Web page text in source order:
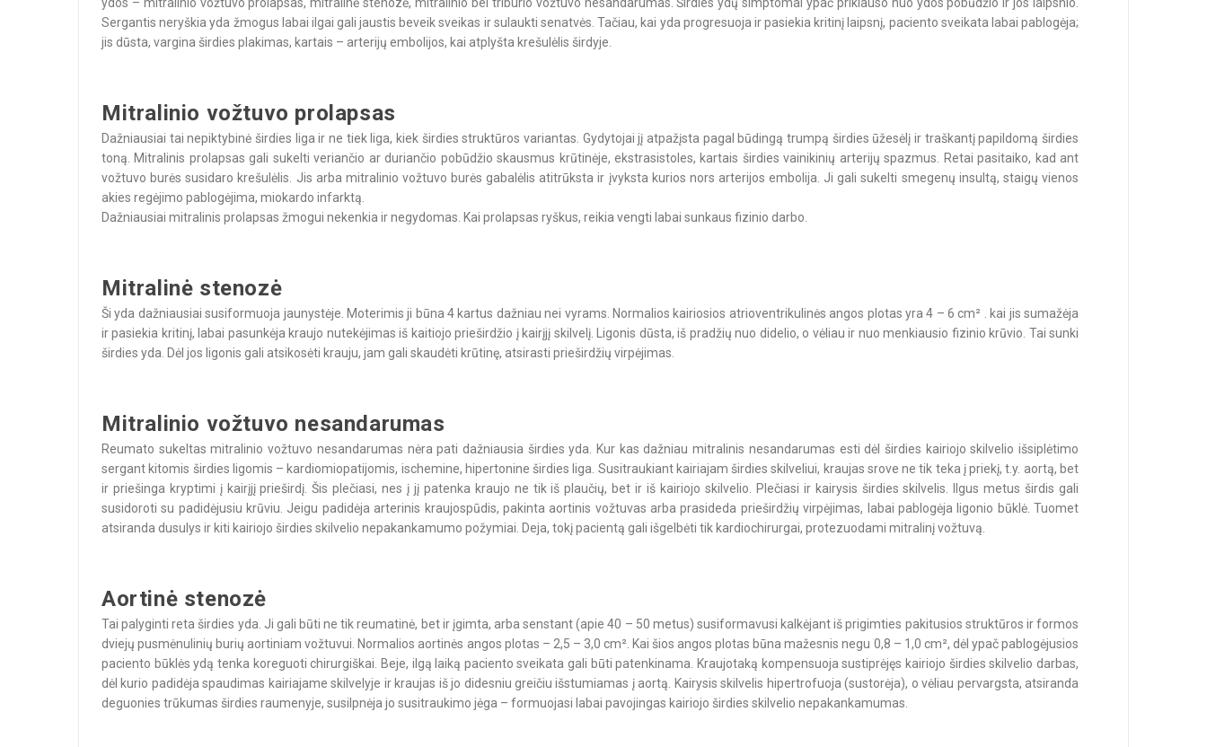
Sergantis neryškia yda žmogus labai ilgai gali jaustis beveik sveikas ir sulaukti senatvės. Tačiau, kai yda progresuoja ir pasiekia kritinį laipsnį, paciento sveikata labai pablogėja;
jis dūsta, vargina širdies plakimas, kartais – arterijų embolijos, kai atplyšta krešulėlis širdyje.
Mitralinio vožtuvo prolapsas
Dažniausiai tai nepiktybinė širdies liga ir ne tiek liga, kiek širdies struktūros variantas. Gydytojai jį atpažįsta pagal būdingą trumpą širdies ūžesėlį ir traškantį papildomą širdies
toną. Mitralinis prolapsas gali sukelti veriančio ar duriančio pobūdžio skausmus krūtinėje, ekstrasistoles, kartais širdies vainikinių arterijų spazmus. Retai pasitaiko, kad ant
vožtuvo burės susidaro krešulėlis. Jis arba mitralinio vožtuvo burės gabalėlis atitrūksta ir įvyksta kurios nors arterijos embolija. Ji gali sukelti smegenų insultą, staigų vienos
akies regėjimo pablogėjima, miokardo infarktą.
Dažniausiai mitralinis prolapsas žmogui nekenkia ir negydomas. Kai prolapsas ryškus, reikia vengti labai sunkaus fizinio darbo.
Mitralinė stenozė
Ši yda dažniausiai susiformuoja jaunystėje. Moterimis ji būna 4 kartus dažniau nei vyrams. Normalios kairiosios atrioventrikulinės angos plotas yra 4 – 6 cm² . kai jis sumažėja
ir pasiekia kritinį, labai pasunkėja kraujo nutekėjimas iš kaitiojo prieširdžio į kairįjį skilvelį. Ligonis dūsta, iš pradžių nuo didelio, o vėliau ir nuo menkiausio fizinio krūvio. Tai sunki
širdies yda. Dėl jos ligonis gali atsikosėti krauju, jam gali skaudėti krūtinę, atsirasti prieširdžių virpėjimas.
Mitralinio vožtuvo nesandarumas
Reumato sukeltas mitralinio vožtuvo nesandarumas nėra pati dažniausia širdies yda. Kur kas dažniau mitralinis nesandarumas esti dėl širdies kairiojo skilvelio išsiplėtimo
sergant kitomis širdies ligomis – kardiomiopatijomis, ischemine, hipertonine širdies liga. Susitraukiant kairiajam širdies skilveliui, kraujas srove ne tik teka į priekį, t.y. aortą, bet
ir priešinga kryptimi į kairįjį prieširdį. Šis plečiasi, nes į jį patenka kraujo ne tik iš plaučių, bet ir iš kairiojo skilvelio. Plečiasi ir kairysis širdies skilvelis. Ilgus metus širdis gali
susidoroti su padidėjusiu krūviu. Jeigu padidėja arterinis kraujospūdis, pakinta aortinis vožtuvas arba prasideda prieširdžių virpėjimas, labai pablogėja ligonio būklė. Tuomet
atsiranda dusulys ir kiti kairiojo širdies skilvelio nepakankamumo požymiai. Deja, tokį pacientą gali išgelbėti tik kardiochirurgai, protezuodami mitralinį vožtuvą.
Aortinė stenozė
Tai palyginti reta širdies yda. Ji gali būti ne tik reumatinė, bet ir įgimta, arba senstant (apie 40 – 50 metus) susiformavusi kalkėjant iš prigimties pakitusios struktūros ir formos
dviejų pusmėnulinių burių aortiniam vožtuvui. Normalios aortinės angos plotas – 2,5 – 3,0 cm². Kai šios angos plotas būna mažesnis negu 0,8 – 1,0 cm², dėl ypač pablogėjusios
paciento būklės ydą tenka koreguoti chirurgiškai. Beje, ilgą laiką paciento sveikata gali būti patenkinama. Kraujotaką kompensuoja sustiprėjęs kairiojo širdies skilvelio darbas,
dėl kurio padidėja spaudimas kairiajame skilvelyje ir kraujas iš jo didesniu greičiu išstumiamas į aortą. Kairysis skilvelis hipertrofuoja (sustorėja), o vėliau pervargsta, atsiranda
deguonies trūkumas širdies raumenyje, susilpnėja jo susitraukimo jėga – formuojasi labai pavojingas kairiojo širdies skilvelio nepakankamumas.